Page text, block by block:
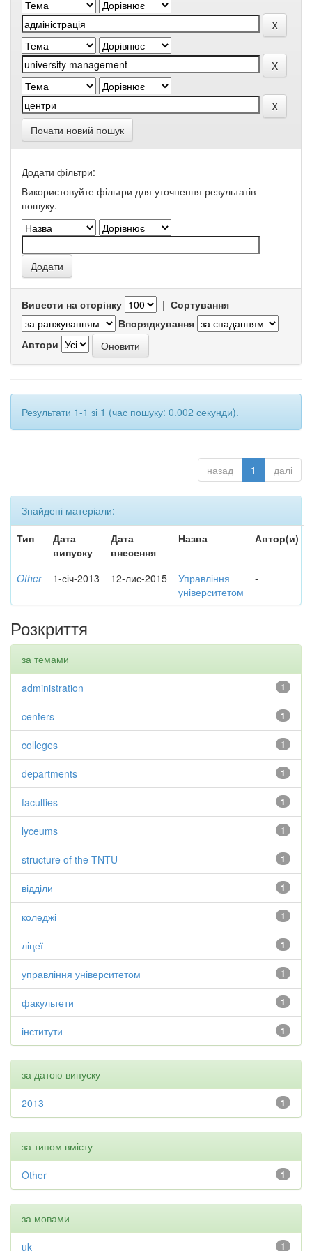
Почати новий пошук
Додати фільтри:
Використовуйте фільтри для уточнення результатів
пошуку.
Вивести на сторінку | Сортування
Впорядкування
Автори
Результати 1-1 зі 1 (час пошуку: 0.002 секунди).
назад 1 далі
Знайдені матеріали:
Тип
Дата
випуску
Дата
внесення
Назва Автор(и)
Other 1-січ-2013 12-лис-2015
Управління
університетом
-
Розкриття
за темами
1
administration
1
centers
1
colleges
1
departments
1
faculties
1
lyceums
1
structure of the TNTU
1
відділи
1
коледжі
1
ліцеї
1
управління університетом
1
факультети
1
інститути
за датою випуску
1
2013
за типом вмісту
1
Other
за мовами
1
uk